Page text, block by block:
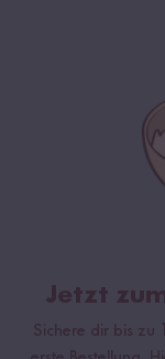
Jetzt
Sichere dir bis zu